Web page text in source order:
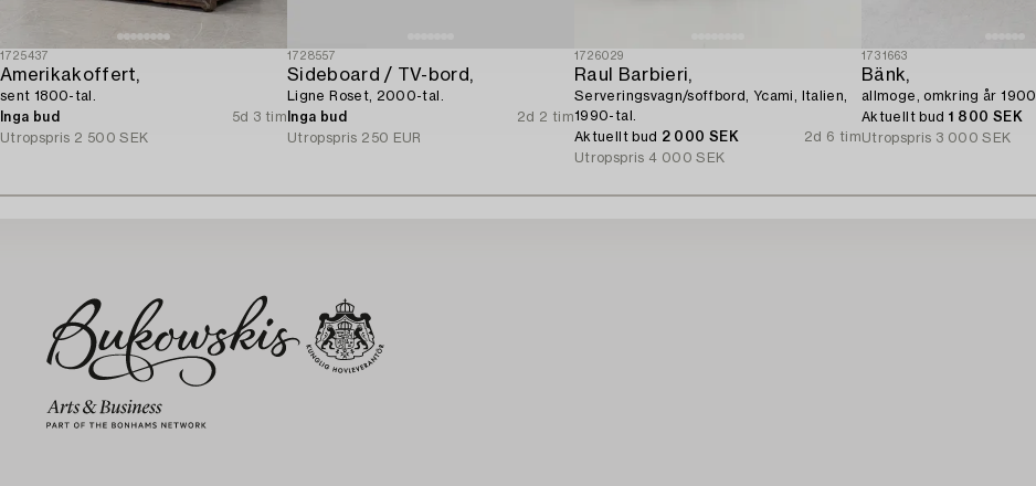
1725437
Amerikakoffert,
sent 1800-tal.
Inga bud
5d 3 tim
Utropspris 2 500 SEK
1728557
Sideboard / TV-bord,
Ligne Roset, 2000-tal.
Inga bud
2d 2 tim
Utropspris 250 EUR
1726029
Raul Barbieri,
Serveringsvagn/soffbord, Ycami, Italien,
1990-tal.
Aktuellt bud 2 000 SEK
2d 6 tim
Utropspris 4 000 SEK
1731663
Bänk,
allmoge, omkring år 1900.
Aktuellt bud 1 800 SEK
Utropspris 3 000 SEK